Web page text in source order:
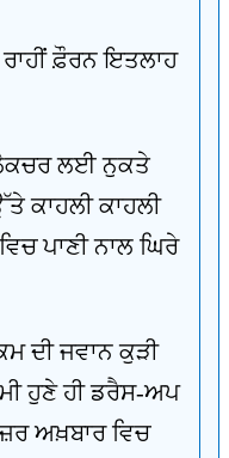
ਫ਼ੌਰਨ ਇਤਲਾਹ
ਲਈ ਨੁਕਤੇ
ਕਾਹਲੀ ਕਾਹਲੀ
ਪਾਣੀ ਨਾਲ ਘਿਰੇ
ਦੀ ਜਵਾਨ ਕੁੜੀ
ਹੁਣੇ ਹੀ ਡਰੈਸ-ਅਪ
ਅਖ਼ਬਾਰ ਵਿਚ